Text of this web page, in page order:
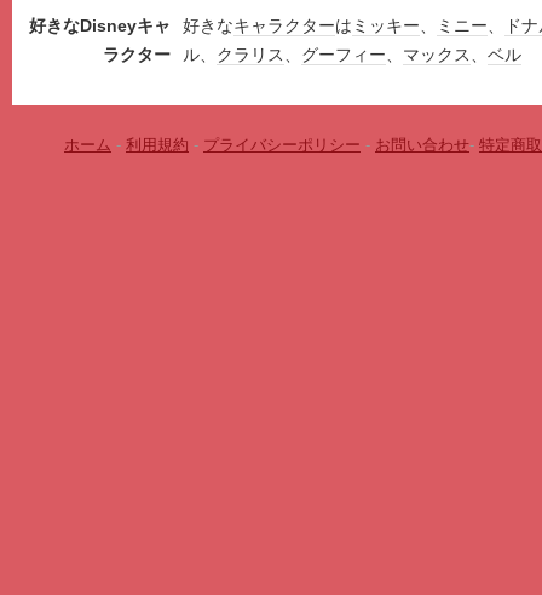
好きなDisneyキャ
ラクター
好きなキャラクターは ミッキー、 ミニー、
ド
ル、 クラリス、 グーフィー、 マックス、 ベル
ホーム - 利用規約 - プライバシーポリシー - お問い合わせ- 特定商